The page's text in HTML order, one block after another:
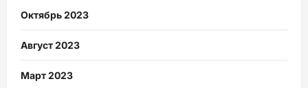
Октябрь 2023
Август 2023
Март 2023